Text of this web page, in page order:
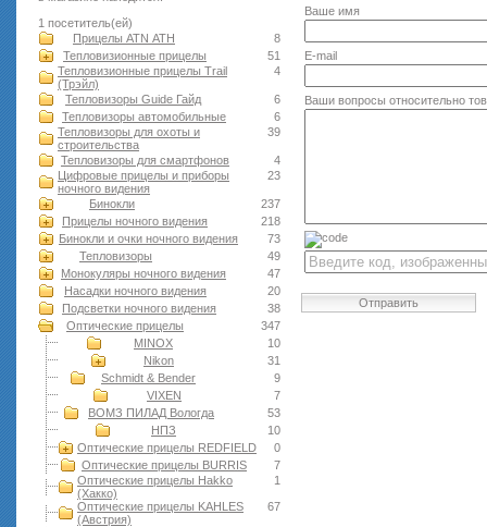
1 посетитель(ей)
8
Прицелы ATN АТН
51
Тепловизионные прицелы
4
Тепловизионные прицелы Trail
(Трэйл)
6
Тепловизоры Guide Гайд
6
Тепловизоры автомобильные
39
Тепловизоры для охоты и
строительства
4
Тепловизоры для смартфонов
23
Цифровые прицелы и приборы
ночного видения
237
Бинокли
218
Прицелы ночного видения
73
Бинокли и очки ночного видения
49
Тепловизоры
47
Монокуляры ночного видения
20
Насадки ночного видения
38
Подсветки ночного видения
347
Оптические прицелы
10
MINOX
31
Nikon
9
Schmidt & Bender
7
VIXEN
53
ВОМЗ ПИЛАД Вологда
10
НПЗ
0
Оптические прицелы REDFIELD
7
Оптические прицелы BURRIS
1
Оптические прицелы Hakko
(Хакко)
67
Оптические прицелы KAHLES
(Австрия)
Ваше имя
E-mail
Ваши вопросы относительно
Отправить